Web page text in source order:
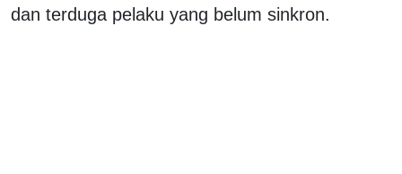
dan terduga pelaku yang belum sinkron.